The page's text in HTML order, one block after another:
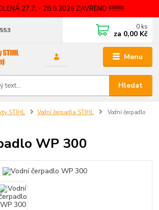
27.7. - 28.8.2026 ZAVŘENO !!!!!!!!!!
Menu
Hledat
0 ks
za 0,00 Kč
STIHL Vodní čerpadla STIHL
Vodní čerpadlo
WP 300